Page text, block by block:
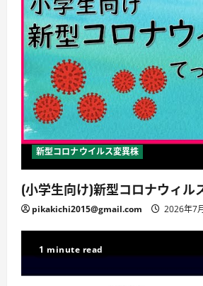
新型コロナウイルス変異株
(小学生向け)新型コロナウィル
pikakichi2015@gmail.com 2026年7
1 minute read